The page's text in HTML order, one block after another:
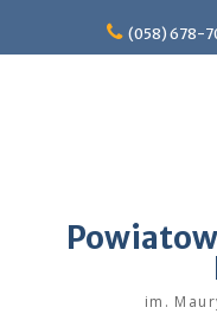
content
(058) 678-
im.